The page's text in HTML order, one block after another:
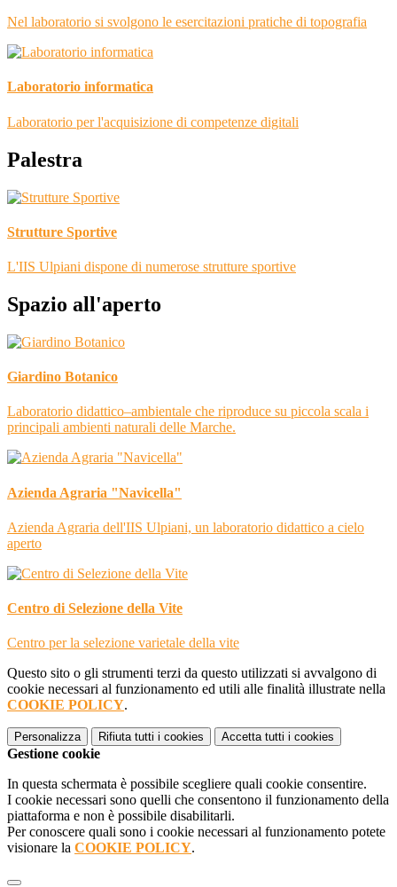
Nel laboratorio si svolgono le esercitazioni pratiche di topografia
Laboratorio informatica
Laboratorio per l'acquisizione di competenze digitali
Palestra
Strutture Sportive
L'IIS Ulpiani dispone di numerose strutture sportive
Spazio all'aperto
Giardino Botanico
Laboratorio didattico–ambientale che riproduce su piccola scala i
principali ambienti naturali delle Marche.
Azienda Agraria "Navicella"
Azienda Agraria dell'IIS Ulpiani, un laboratorio didattico a cielo
aperto
Centro di Selezione della Vite
Centro per la selezione varietale della vite
Questo sito o gli strumenti terzi da questo utilizzati si avvalgono di
cookie necessari al funzionamento ed utili alle finalità illustrate nella
COOKIE POLICY.
Personalizza Rifiuta tutti i cookies Accetta tutti i cookies
Gestione cookie
In questa schermata è possibile scegliere quali cookie consentire.
I cookie necessari sono quelli che consentono il funzionamento della
piattaforma e non è possibile disabilitarli.
Per conoscere quali sono i cookie necessari al funzionamento potete
visionare la COOKIE POLICY.